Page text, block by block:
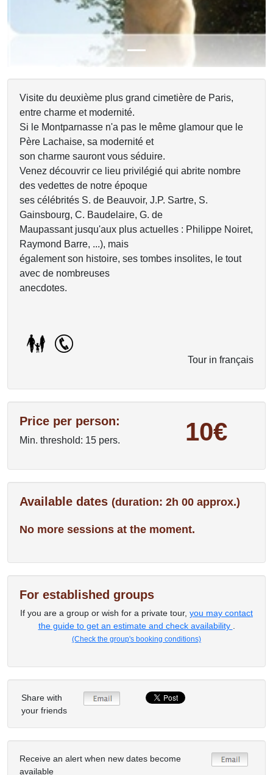
Visite du deuxième plus grand cimetière de Paris,
entre charme et modernité.
Si le Montparnasse n'a pas le même glamour que le
Père Lachaise, sa modernité et
son charme sauront vous séduire.
Venez découvrir ce lieu privilégié qui abrite nombre
des vedettes de notre époque
ses célébrités S. de Beauvoir, J.P. Sartre, S.
Gainsbourg, C. Baudelaire, G. de
Maupassant jusqu'aux plus actuelles : Philippe Noiret,
Raymond Barre, ...), mais
également son histoire, ses tombes insolites, le tout
avec de nombreuses
anecdotes.
Tour in français
Price per person:
Min. threshold: 15 pers. 10€
Available dates (duration: 2h 00 approx.)
No more sessions at the moment.
For established groups
If you are a group or wish for a private tour, you may contact
the guide to get an estimate and check availability
(Check the group's booking conditions)
Share with
your friends
Receive an alert when new dates become
available